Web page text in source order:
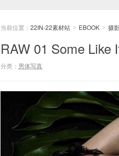
当前位置： 22IN-22素材站 > EBOOK > 摄
RAW 01 Some Like
分类： 男体写真